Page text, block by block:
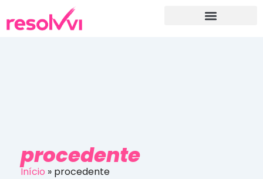
procedente
Início » procedente